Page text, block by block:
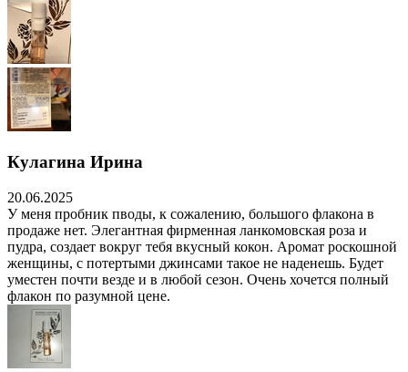
Кулагина Ирина
20.06.2025
У меня пробник пводы, к сожалению, большого флакона в
продаже нет. Элегантная фирменная ланкомовская роза и
пудра, создает вокруг тебя вкусный кокон. Аромат роскошной
женщины, с потертыми джинсами такое не наденешь. Будет
уместен почти везде и в любой сезон. Очень хочется полный
флакон по разумной цене.